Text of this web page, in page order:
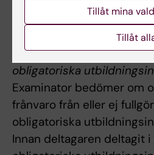
samt avslutande rollspel
färdigheter.
Frånvaro från eller ej
obligatoriska
Examinator bedömer om
frånvaro från eller ej
obligatoriska
Innan deltagaren deltagit
Tillåt mina
Tillåt